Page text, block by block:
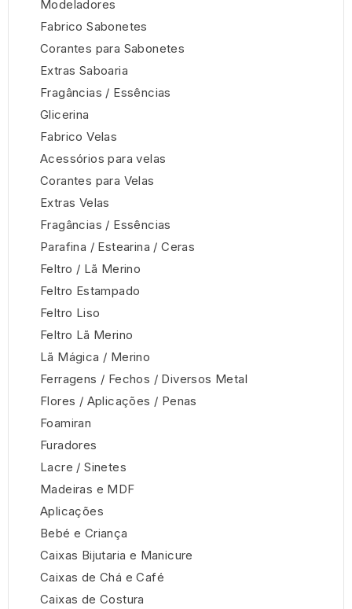
Modeladores
Fabrico Sabonetes
Corantes para Sabonetes
Extras Saboaria
Fragâncias / Essências
Glicerina
Fabrico Velas
Acessórios para velas
Corantes para Velas
Extras Velas
Fragâncias / Essências
Parafina / Estearina / Ceras
Feltro / Lã Merino
Feltro Estampado
Feltro Liso
Feltro Lã Merino
Lã Mágica / Merino
Ferragens / Fechos / Diversos Metal
Flores / Aplicações / Penas
Foamiran
Furadores
Lacre / Sinetes
Madeiras e MDF
Aplicações
Bebé e Criança
Caixas Bijutaria e Manicure
Caixas de Chá e Café
Caixas de Costura